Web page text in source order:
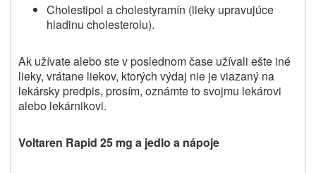
Cholestipol a cholestyramín (lieky upravujúce
hladinu cholesterolu).
Ak užívate alebo ste v poslednom čase užívali ešte iné
lieky, vrátane liekov, ktorých výdaj nie je viazaný na
lekársky predpis, prosím, oznámte to svojmu lekárovi
alebo lekárnikovi.
Voltaren Rapid 25 mg a jedlo a nápoje